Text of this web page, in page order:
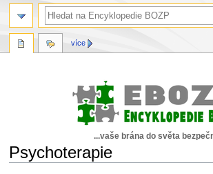
...vaše brána do světa
Psychoterapie
více